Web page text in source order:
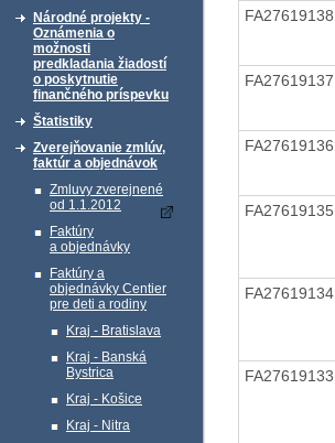
Národné projekty -
Oznámenia o
možnosti
predkladania žiadostí
o poskytnutie
finančného príspevku
Štatistiky
Zverejňovanie zmlúv,
faktúr a objednávok
Zmluvy zverejnené
od 1.1.2012
Faktúry
a objednávky
Faktúry a
objednávky Centier
pre deti a rodiny
Kraj - Bratislava
Kraj - Banská
Bystrica
Kraj - Košice
Kraj - Nitra
FA27619138
FA27619137
FA27619136
FA27619135
FA27619134
FA27619133